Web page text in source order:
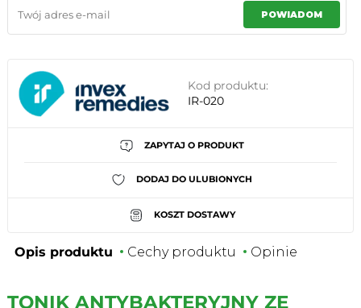
POWIADOM
Kod produktu:
IR-020
ZAPYTAJ O PRODUKT
DODAJ DO ULUBIONYCH
KOSZT DOSTAWY
Opis produktu Cechy produktu Opinie
TONIK ANTYBAKTERYJNY ZE